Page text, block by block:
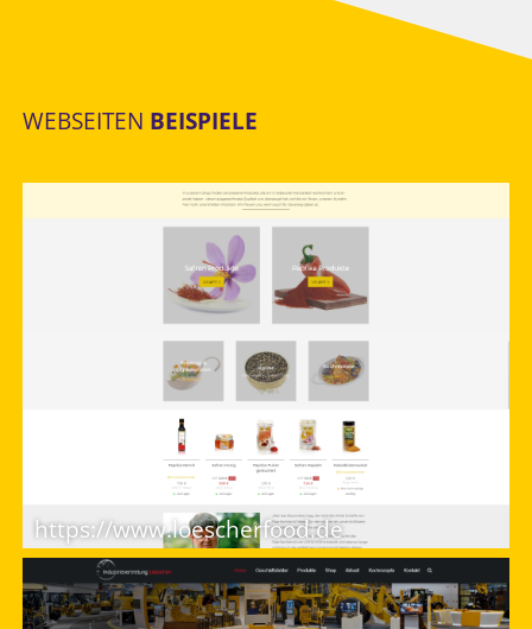
WEBSEITEN BEISPIELE
https://www.loescherfood.de